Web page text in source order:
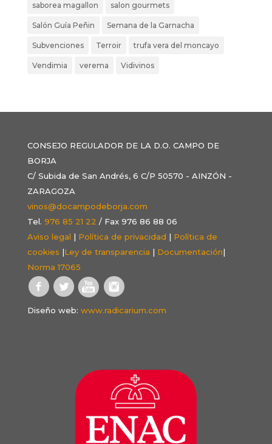
saborea magallon salon gourmets
Salón Guía Peñin Semana de la Garnacha
Subvenciones Terroir trufa vera del moncayo
Vendimia verema Vidivinos
CONSEJO REGULADOR DE LA D.O. CAMPO DE
BORJA
C/ Subida de San Andrés, 6 C/P 50570 - AINZÓN -
ZARAGOZA
vinos@docampodeborja.com
Tel. 976 85 21 22 / Fax 976 86 88 06
Aviso legal | Política de privacidad | Política de
cookies |Ley de transparencia | Documentación|
Norma 17065
Diseño web: www.radicarium.com